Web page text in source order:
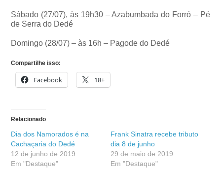
Sábado (27/07), às 19h30 – Azabumbada do Forró – Pé
de Serra do Dedé
Domingo (28/07) – às 16h – Pagode do Dedé
Compartilhe isso:
Facebook 18+
Relacionado
Dia dos Namorados é na
Cachaçaria do Dedé
12 de junho de 2019
Em "Destaque"
Frank Sinatra recebe tributo
dia 8 de junho
29 de maio de 2019
Em "Destaque"